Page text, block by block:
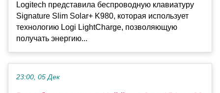
Logitech представила беспроводную клавиатуру
Signature Slim Solar+ K980, которая использует
технологию Logi LightCharge, позволяющую
получать энергию...
23:00, 05 Дек